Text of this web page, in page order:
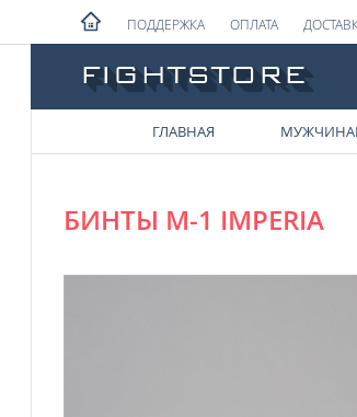
ПОДДЕРЖКА ОПЛАТА
ГЛАВНАЯ
БИНТЫ M-1 IMPERIA